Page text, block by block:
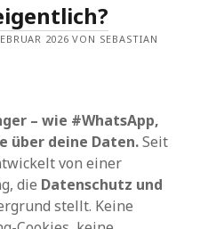
2026 VON SEBASTIAN
– wie #WhatsApp,
über deine Daten.Seit
von einer
die Datenschutz und
stellt. Keine